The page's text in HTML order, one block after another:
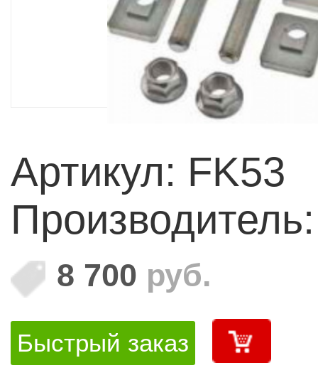
Артикул: FK53
8 700 руб.
Быстрый заказ